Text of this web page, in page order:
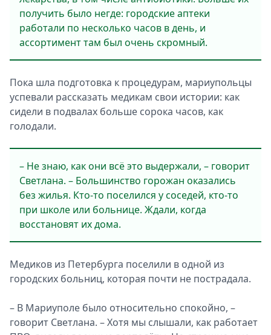
получить было негде: городские аптеки
работали по несколько часов в день, и
ассортимент там был очень скромный.
Пока шла подготовка к процедурам, мариупольцы
успевали рассказать медикам свои истории: как
сидели в подвалах больше сорока часов, как
голодали.
– Не знаю, как они всё это выдержали, – говорит
Светлана. – Большинство горожан оказались
без жилья. Кто-то поселился у соседей, кто-то
при школе или больнице. Ждали, когда
восстановят их дома.
Медиков из Петербурга поселили в одной из
городских больниц, которая почти не пострадала.
– В Мариуполе было относительно спокойно, –
говорит Светлана. – Хотя мы слышали, как работает